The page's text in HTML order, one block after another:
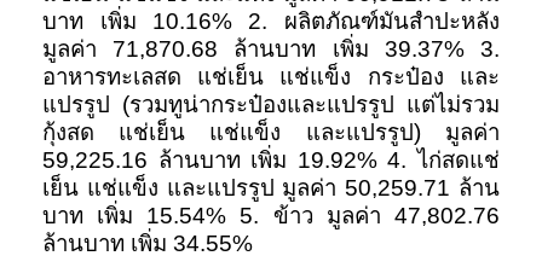
บาท เพิ่ม 10.16% 2. ผลิตภัณฑ์มันสำปะหลัง
มูลค่า 71,870.68 ล้านบาท เพิ่ม 39.37% 3.
อาหารทะเลสด แช่เย็น แช่แข็ง กระป๋อง และ
แปรรูป (รวมทูน่ากระป๋องและแปรรูป แต่ไม่รวม
กุ้งสด แช่เย็น แช่แข็ง และแปรรูป) มูลค่า
59,225.16 ล้านบาท เพิ่ม 19.92% 4. ไก่สดแช่
เย็น แช่แข็ง และแปรรูป มูลค่า 50,259.71 ล้าน
บาท เพิ่ม 15.54% 5. ข้าว มูลค่า 47,802.76
ล้านบาท เพิ่ม 34.55%